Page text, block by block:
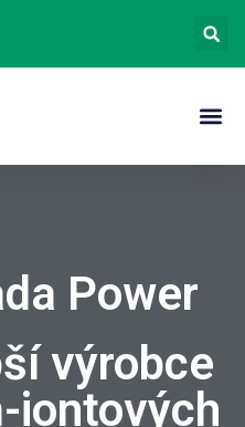
Power
výrobce
iontových